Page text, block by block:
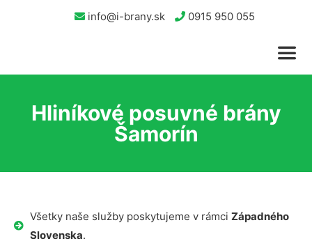
info@i-brany.sk 0915 950 055
Hliníkové posuvné brány
Šamorín
Všetky naše služby poskytujeme v rámci Západného
Slovenska.